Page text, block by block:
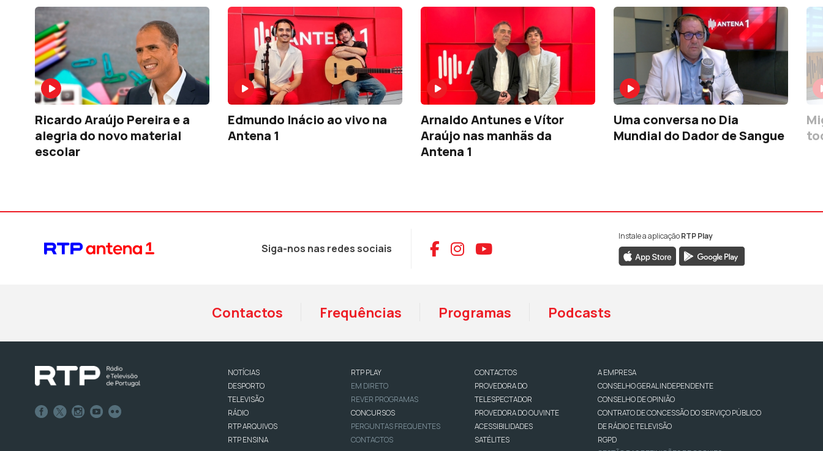
Ricardo Araújo Pereira e a
alegria do novo material
escolar
Edmundo Inácio ao vivo na
Antena 1
Arnaldo Antunes e Vítor
Araújo nas manhãs da
Antena 1
Uma conversa no Dia
Mundial do Dador de Sangue
Siga-nos nas redes sociais Aceder ao Facebook da RTP Antena 1
Aceder ao Instagram da RTP Antena 1
Aceder ao YouTube da RTP Antena 1
Instale a aplicaçãoRTP Play
Contactos Frequências Programas Podcasts
NOTÍCIAS
DESPORTO
TELEVISÃO
RÁDIO
RTP ARQUIVOS
RTP ENSINA
RTP PLAY
EM DIRETO
REVER PROGRAMAS
CONCURSOS
PERGUNTAS FREQUENTES
CONTACTOS
CONTACTOS
PROVEDORA DO
TELESPECTADOR
PROVEDORA DO OUVINTE
ACESSIBILIDADES
SATÉLITES
A EMPRESA
CONSELHO GERAL INDEPENDENTE
CONSELHO DE OPINIÃO
CONTRATO DE CONCESSÃO DO SERVIÇO PÚBLICO
DE RÁDIO E TELEVISÃO
RGPD